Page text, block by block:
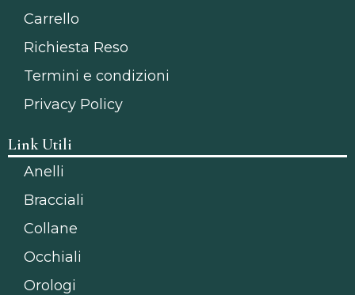
Carrello
Richiesta Reso
Termini e condizioni
Privacy Policy
Link Utili
Anelli
Bracciali
Collane
Occhiali
Orologi